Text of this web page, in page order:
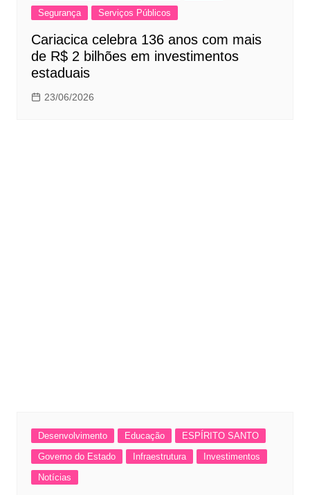
Segurança
Serviços Públicos
Cariacica celebra 136 anos com mais
de R$ 2 bilhões em investimentos
estaduais
23/06/2026
Desenvolvimento Educação
ESPÍRITO SANTO
Governo do Estado
Infraestrutura
Investimentos
Notícias